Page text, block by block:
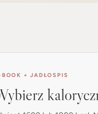
BOOK + JADŁOSPIS